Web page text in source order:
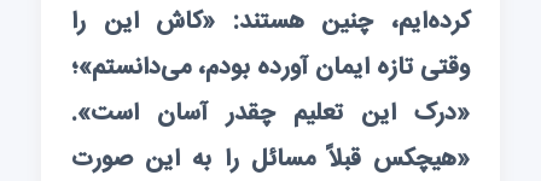
کرده‌ا‌یم، چنین هستند: «کاش این را
وقتی تازه ایمان آورده بودم، می‌دانستم»؛
«درک این تعلیم چقدر آسان است».
«هیچکس قبلاً مسائل را به این صورت